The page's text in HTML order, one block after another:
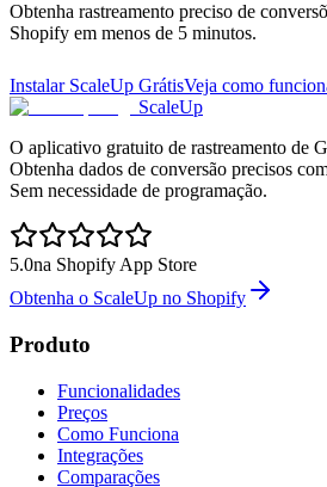
Obtenha rastreamento preciso de
Shopify em menos de 5 minutos.
Instalar ScaleUp GrátisVeja como
ScaleUp
O aplicativo gratuito de rastreamento de
Obtenha dados de conversão precisos
Sem necessidade de programação.
5.0na Shopify App Store
Obtenha o ScaleUp no Shopify
Produto
Funcionalidades
Preços
Como Funciona
Integrações
Comparações